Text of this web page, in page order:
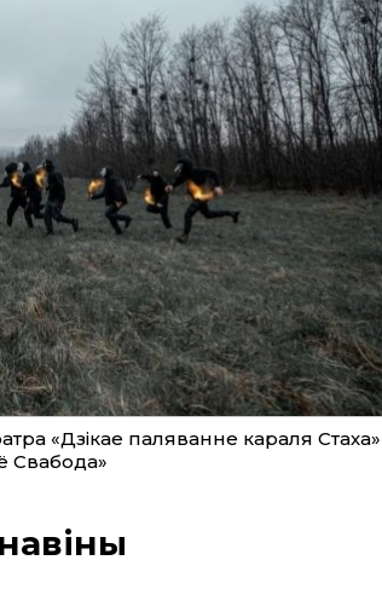
«Дзікае паляванне караля
Свабода»